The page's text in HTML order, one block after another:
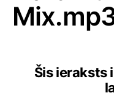
Šis ieraksts